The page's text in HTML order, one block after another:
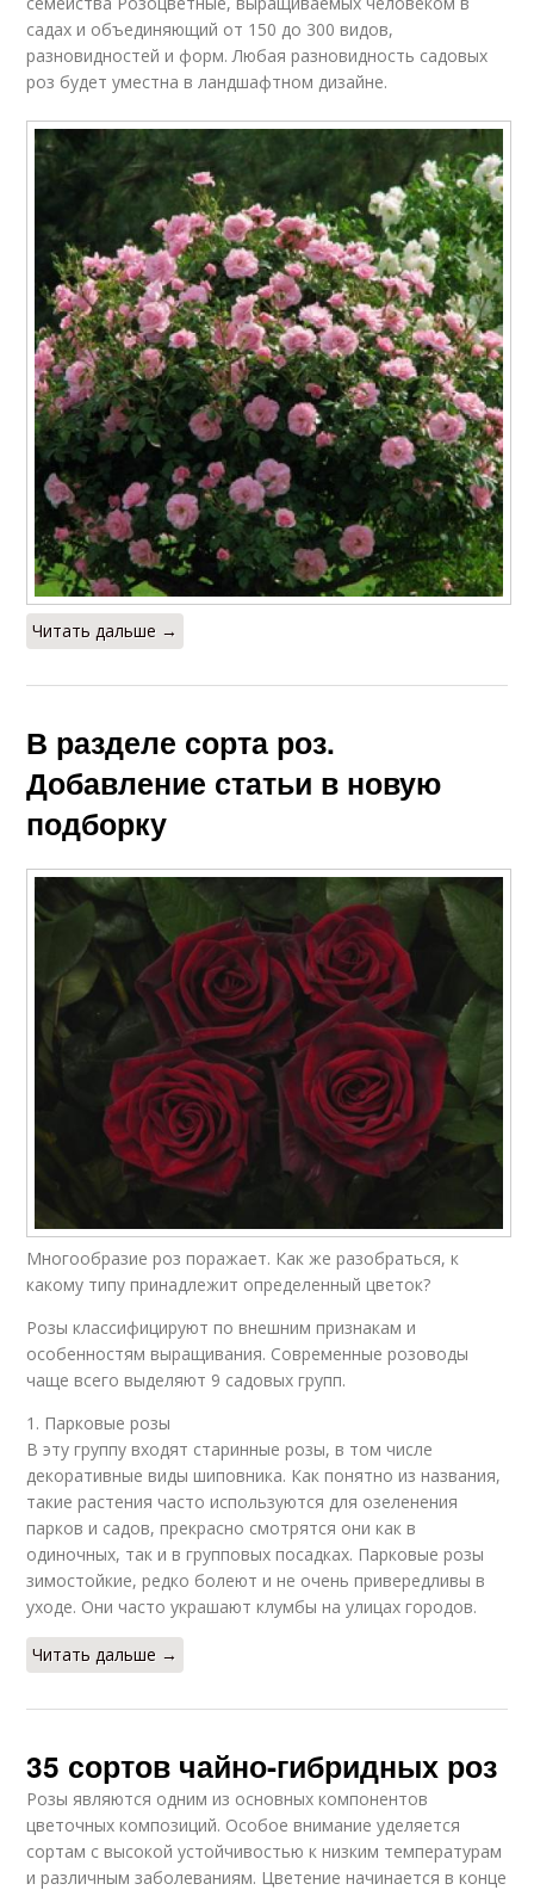
садах и объединяющий от 150 до 300 видов,
разновидностей и форм. Любая разновидность садовых
роз будет уместна в ландшафтном дизайне.
Читать дальше →
В разделе сорта роз.
Добавление статьи в новую
подборку
Многообразие роз поражает. Как же разобраться, к
какому типу принадлежит определенный цветок?
Розы классифицируют по внешним признакам и
особенностям выращивания. Современные розоводы
чаще всего выделяют 9 садовых групп.
1. Парковые розы
В эту группу входят старинные розы, в том числе
декоративные виды шиповника. Как понятно из названия,
такие растения часто используются для озеленения
парков и садов, прекрасно смотрятся они как в
одиночных, так и в групповых посадках. Парковые розы
зимостойкие, редко болеют и не очень привередливы в
уходе. Они часто украшают клумбы на улицах городов.
Читать дальше →
35 сортов чайно-гибридных роз
Розы являются одним из основных компонентов
цветочных композиций. Особое внимание уделяется
сортам с высокой устойчивостью к низким температурам
и различным заболеваниям. Цветение начинается в конце